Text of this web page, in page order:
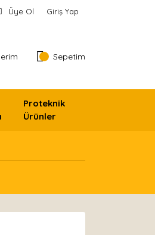
Üye Ol Giriş Yap
Sepetim
Proteknik
Ürünler